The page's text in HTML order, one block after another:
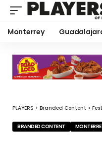
Monterrey
PLAYERS > Branded Content >
BRANDED CONTENT